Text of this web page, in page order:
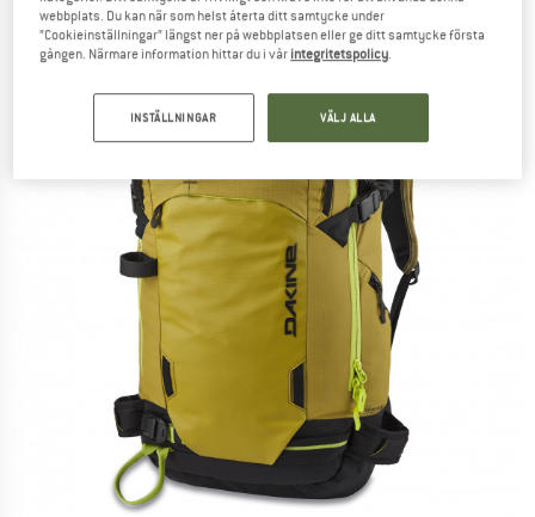
webbplats. Du kan när som helst återta ditt samtycke under
”Cookieinställningar” längst ner på webbplatsen eller ge ditt samtycke första
gången. Närmare information hittar du i vår integritetspolicy.
INSTÄLLNINGAR VÄLJ ALLA